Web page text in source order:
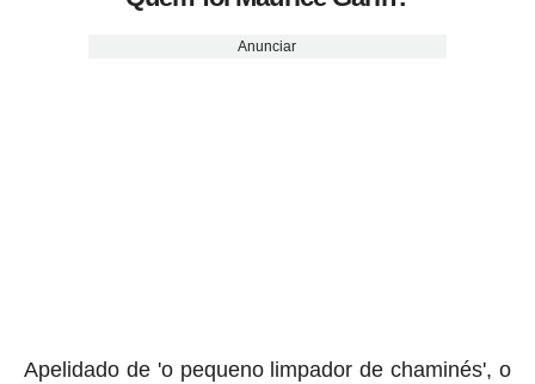
Anunciar
Apelidado de 'o pequeno limpador de chaminés', o